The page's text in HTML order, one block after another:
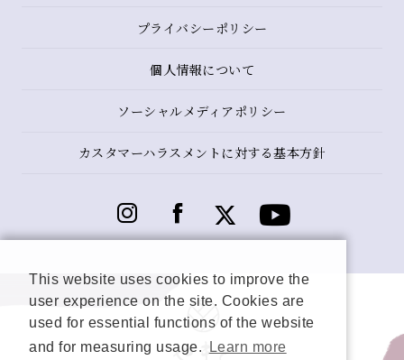
プライバシーポリシー
個人情報について
ソーシャルメディアポリシー
カスタマーハラスメントに対する基本方針
This website uses cookies to improve the
user experience on the site. Cookies are
used for essential functions of the website
and for measuring usage.
Learn more